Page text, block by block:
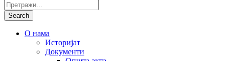
О нама
Историјат
Документи